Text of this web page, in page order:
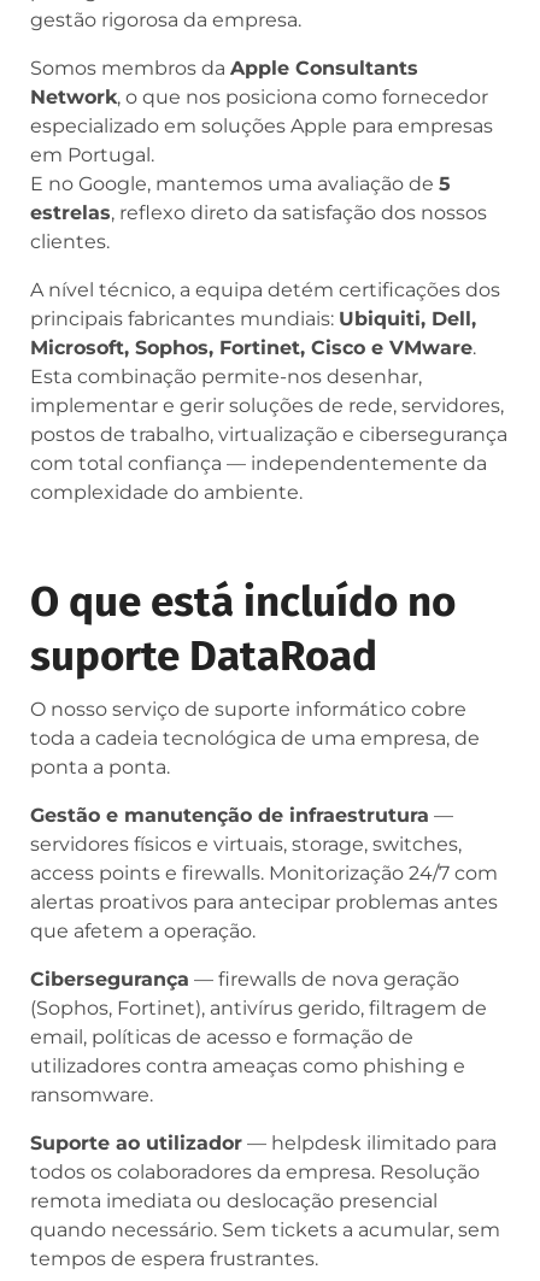
gestão rigorosa da empresa.
Somos membros da Apple Consultants
Network, o que nos posiciona como fornecedor
especializado em soluções Apple para empresas
em Portugal.
E no Google, mantemos uma avaliação de 5
estrelas, reflexo direto da satisfação dos nossos
clientes.
A nível técnico, a equipa detém certificações dos
principais fabricantes mundiais: Ubiquiti, Dell,
Microsoft, Sophos, Fortinet, Cisco e VMware.
Esta combinação permite-nos desenhar,
implementar e gerir soluções de rede, servidores,
postos de trabalho, virtualização e cibersegurança
com total confiança — independentemente da
complexidade do ambiente.
O que está incluído no
suporte DataRoad
O nosso serviço de suporte informático cobre
toda a cadeia tecnológica de uma empresa, de
ponta a ponta.
Gestão e manutenção de infraestrutura —
servidores físicos e virtuais, storage, switches,
access points e firewalls. Monitorização 24/7 com
alertas proativos para antecipar problemas antes
que afetem a operação.
Cibersegurança — firewalls de nova geração
(Sophos, Fortinet), antivírus gerido, filtragem de
email, políticas de acesso e formação de
utilizadores contra ameaças como phishing e
ransomware.
Suporte ao utilizador — helpdesk ilimitado para
todos os colaboradores da empresa. Resolução
remota imediata ou deslocação presencial
quando necessário. Sem tickets a acumular, sem
tempos de espera frustrantes.